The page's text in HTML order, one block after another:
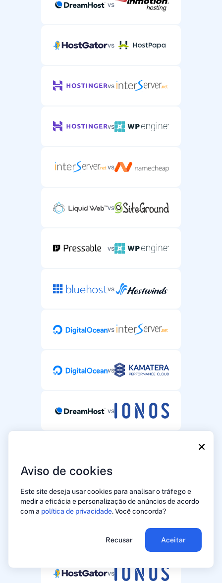
×
Aviso de cookies
Este site deseja usar cookies para analisar o tráfego e
medir a eficácia e personalização de anúncios de acordo
com a política de privacidade. Você concorda?
Recusar Aceitar
vs
vs
vs
vs
vs
vs
vs
vs
vs
vs
vs
vs
vs